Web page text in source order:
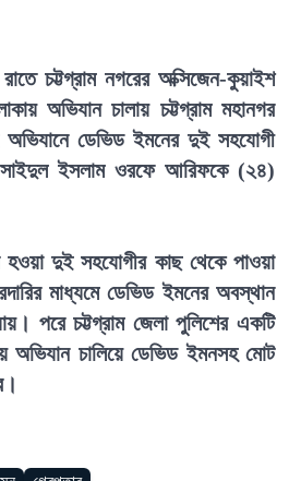
চট্টগ্রাম নগরের অক্সিজেন-কুয়াইশ
অভিযান চালায় চট্টগ্রাম মহানগর
ডেভিড ইমনের দুই সহযোগী
ইসলাম ওরফে আরিফকে (২৪)
হওয়া দুই সহযোগীর কাছ থেকে পাওয়া
মাধ্যমে ডেভিড ইমনের অবস্থান
পরে চট্টগ্রাম জেলা পুলিশের একটি
অভিযান চালিয়ে ডেভিড ইমনসহ মোট